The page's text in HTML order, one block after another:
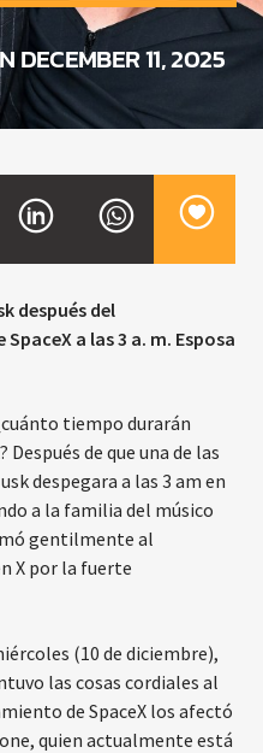
DECEMBER 11, 2025
después del
a las 3 a. m. Esposa
tiempo durarán
de que una de las
despegara a las 3 am en
a la familia del músico
gentilmente al
X por la fuerte
(10 de diciembre),
las cosas cordiales al
de SpaceX los afectó
quien actualmente está